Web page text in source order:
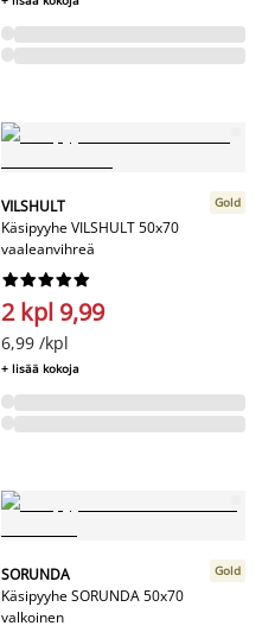
VILSHULT
Käsipyyhe VILSHULT 50x70
vaaleanvihreä
Gold






2 kpl 9,99
6,99 /kpl
+ lisää kokoja
SORUNDA
Käsipyyhe SORUNDA 50x70
valkoinen
Gold